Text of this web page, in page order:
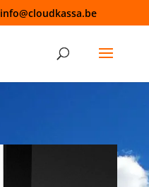
info@cloudkassa.be